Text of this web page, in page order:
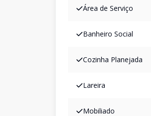
Área de Serviço
Banheiro Social
Cozinha Planejada
Lareira
Mobiliado